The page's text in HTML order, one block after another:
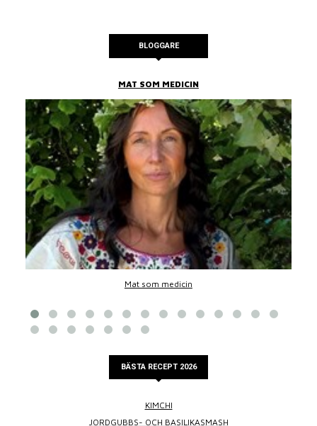
BLOGGARE
MAT SOM MEDICIN
Mat som medicin
BÄSTA RECEPT 2026
KIMCHI
JORDGUBBS- OCH BASILIKASMASH